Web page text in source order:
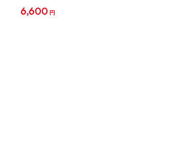
6,600 円